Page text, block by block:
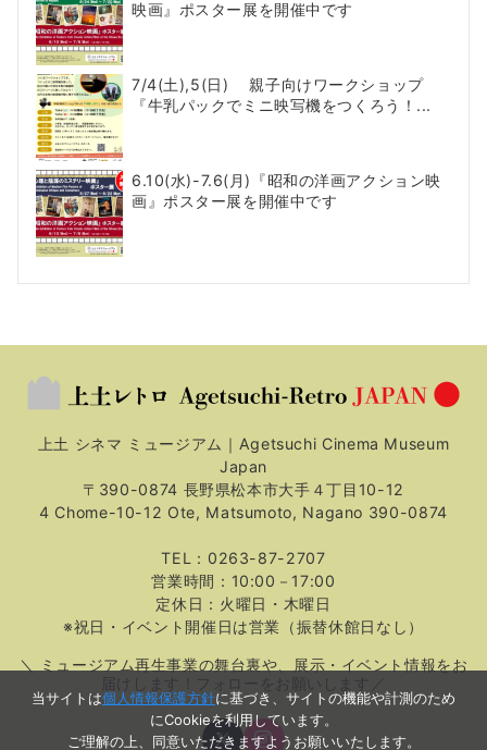
映画』ポスター展を開催中です
7/4(土),5(日) 親子向けワークショップ
『牛乳パックでミニ映写機をつくろう！...
6.10(水)-7.6(月)『昭和の洋画アクション映
画』ポスター展を開催中です
上土 シネマ ミュージアム｜Agetsuchi Cinema Museum
Japan
〒390-0874 長野県松本市大手４丁目10-12
4 Chome-10-12 Ote, Matsumoto, Nagano 390-0874
TEL：0263-87-2707
営業時間：10:00－17:00
定休日：火曜日・木曜日
※祝日・イベント開催日は営業（振替休館日なし）
＼ ミュージアム再生事業の舞台裏や、展示・イベント情報をお
届けします！フォローをお願いします／
当サイトは個人情報保護方針に基づき、サイトの機能や計測のため
にCookieを利用しています。
ご理解の上、同意いただきますようお願いいたします。